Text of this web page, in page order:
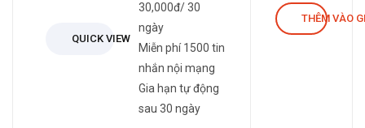
QUICK VIEW
30,000đ/ 30
ngày
Miễn phí 1500 tin
nhắn nội mạng
Gia hạn tự động
sau 30 ngày
THÊM VÀO